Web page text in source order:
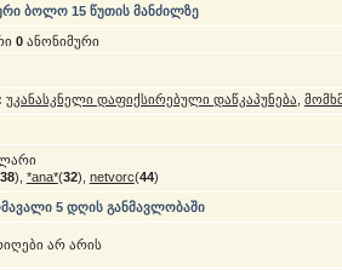
ბოლო 15 წუთის მანძილზე
0ანონიმური
უკანასკნელი დაფიქსირებული დაწკაპუნება
38), *ana*(32), netvorc(44)
5 დღის განმავლობაში
არ არის